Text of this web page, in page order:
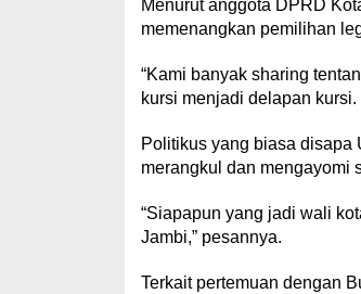
Menurut anggota DPRD
memenangkan pemilihan
“Kami banyak sharing
kursi menjadi delapan
Politikus yang biasa disapa
merangkul dan mengayomi
“Siapapun yang jadi wali
Jambi,” pesannya.
Terkait pertemuan dengan